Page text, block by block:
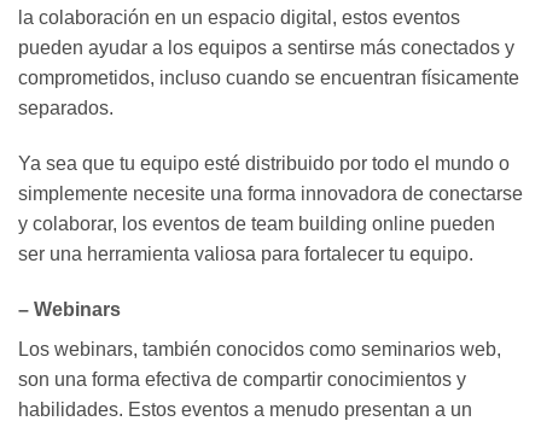
la colaboración en un espacio digital, estos eventos
pueden ayudar a los equipos a sentirse más conectados y
comprometidos, incluso cuando se encuentran físicamente
separados.
Ya sea que tu equipo esté distribuido por todo el mundo o
simplemente necesite una forma innovadora de conectarse
y colaborar, los eventos de team building online pueden
ser una herramienta valiosa para fortalecer tu equipo.
– Webinars
Los webinars, también conocidos como seminarios web,
son una forma efectiva de compartir conocimientos y
habilidades. Estos eventos a menudo presentan a un